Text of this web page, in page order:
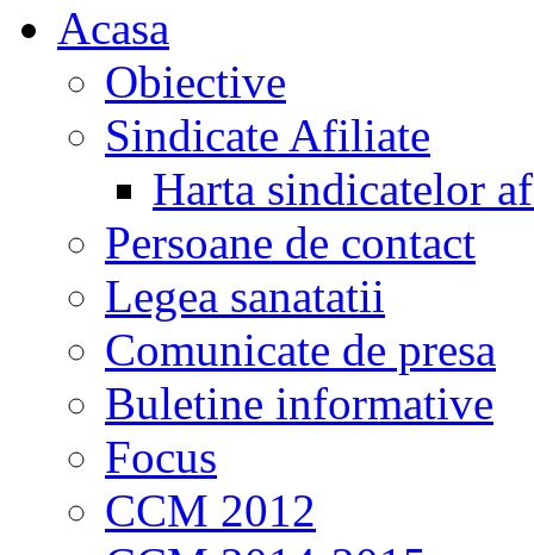
Acasa
Obiective
Sindicate Afiliate
Harta sindicatelor
Persoane de contact
Legea sanatatii
Comunicate de presa
Buletine informative
Focus
CCM 2012